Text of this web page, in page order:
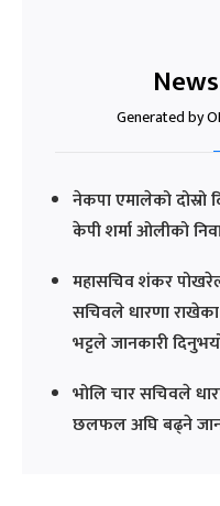
Generated by
नेकपा एमालेको
केपी शर्मा ओलीको
महासचिव शंकर
सचिवले धारणा
भट्टले जानकारी
भोलि चार सचिवले
छलफल अघि बढ्ने